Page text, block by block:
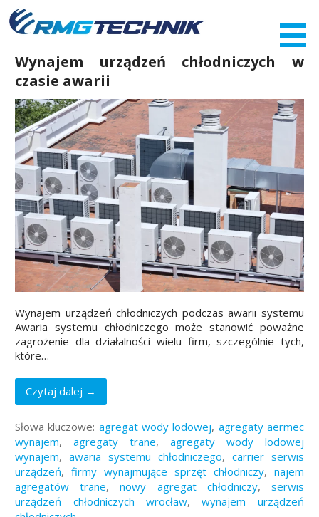
Przejdź
do
zawartości
Wynajem urządzeń chłodniczych w
czasie awarii
Wynajem urządzeń chłodniczych podczas awarii systemu
Awaria systemu chłodniczego może stanowić poważne
zagrożenie dla działalności wielu firm, szczególnie tych,
które…
Czytaj dalej →
Słowa kluczowe: agregat wody lodowej, agregaty aermec
wynajem,agregaty trane, agregaty wody lodowej
wynajem,awaria systemu chłodniczego, carrier serwis
urządzeń,firmy wynajmujące sprzęt chłodniczy, najem
agregatów trane,nowy agregat chłodniczy, serwis
urządzeń chłodniczych wrocław,wynajem urządzeń